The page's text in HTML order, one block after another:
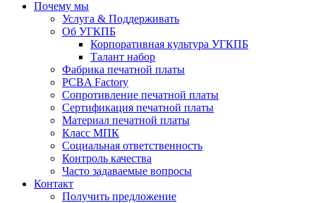
Почему мы
Услуга & Поддерживать
Об УГКПБ
Корпоративная культура УГКПБ
Талант набор
Фабрика печатной платы
PCBA Factory
Сопротивление печатной платы
Сертификация печатной платы
Материал печатной платы
Класс МПК
Социальная ответственность
Контроль качества
Часто задаваемые вопросы
Контакт
Получить предложение